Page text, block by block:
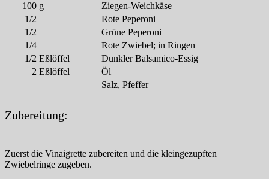
100 g
Ziegen-Weichkäse
1/2
Rote Peperoni
1/2
Grüne Peperoni
1/4
Rote Zwiebel; in Ringen
1/2 Eßlöffel
Dunkler Balsamico-Essig
2 Eßlöffel
Öl
Salz, Pfeffer
Zubereitung:
Zuerst die Vinaigrette zubereiten und die kleingezupften
Zwiebelringe zugeben.